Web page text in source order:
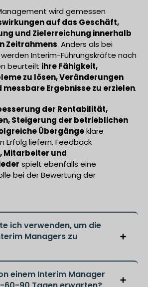
wird gemessen
auf das Geschäft,
und Zielerreichung innerhalb
Zeitrahmens. Anders als bei
Interim-Führungskräfte nach
beurteilt ihre Fähigkeit,
zu lösen, Veränderungen
Ergebnisse zu erzielen.
der Rentabilität,
Steigerung der betrieblichen
Übergängeklare
Erfolg liefern. Feedback
Mitarbeiter und
spielt ebenfalls eine
bei der Bewertung der
ich verwenden, um die
Managers zu
einem Interim Manager